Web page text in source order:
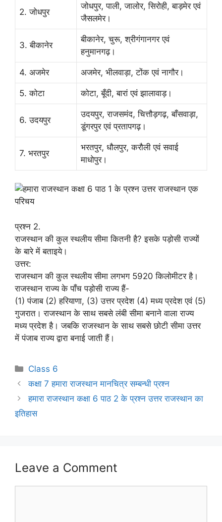
2. जोधपुर
जोधपुर, पाली, जालोर, सिरोही, बाड़मेर एवं
जैसलमेर।
3. बीकानेर
बीकानेर, चुरू, श्रीगंगानगर एवं
हनुमानगढ़।
4. अजमेर अजमेर, भीलवाड़ा, टोंक एवं नागौर।
5. कोटा कोटा, बूँदी, बारां एवं झालावाड़।
6. उदयपुर
उदयपुर, राजसमंद, चित्तौड़गढ़, बाँसवाड़ा,
डूंगरपुर एवं प्रतापगढ़।
7. भरतपुर
भरतपुर, धौलपुर, करौली एवं सवाई
माधोपुर।
प्रश्न 2.
राजस्थान की कुल स्थलीय सीमा कितनी है? इसके पड़ोसी राज्यों
के बारे में बताइये।
उत्तर:
राजस्थान की कुल स्थलीय सीमा लगभग 5920 किलोमीटर है।
राजस्थान राज्य के पाँच पड़ोसी राज्य हैं-
(1) पंजाब (2) हरियाणा, (3) उत्तर प्रदेश (4) मध्य प्रदेश एवं (5)
गुजरात। राजस्थान के साथ सबसे लंबी सीमा बनाने वाला राज्य
मध्य प्रदेश है। जबकि राजस्थान के साथ सबसे छोटी सीमा उत्तर
में पंजाब राज्य द्वारा बनाई जाती हैं।
Categories
Class 6
कक्षा 7 हमारा राजस्थान मानचित्र सम्बन्धी प्रश्न
हमारा राजस्थान कक्षा 6 पाठ 2 के प्रश्न उत्तर राजस्थान का
इतिहास
Leave a Comment